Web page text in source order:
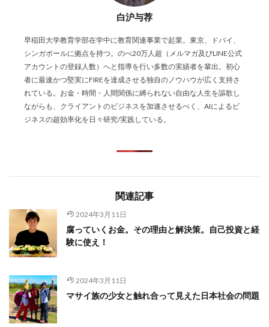
白沪与荐
早稲田大学教育学部在学中に教育関連事業で起業。東京、ドバイ、
シンガポールに拠点を持つ。のべ20万人超（メルマガ及びLINE公式
アカウントの登録人数）へと指導を行い多数の実績者を輩出。初心
者に最速かつ堅実にFIREを達成させる独自のノウハウが広く支持さ
れている。お金・時間・人間関係に縛られない自由な人生を謳歌し
ながらも、クライアントのビジネスを加速させるべく、AIによるビ
ジネスの超効率化を日々研究/実践している。
関連記事
2024年3月11日
腐っていくお金。その理由と解決策。自己投資と経
験に使え！
2024年3月11日
マサイ族の少女と触れ合って見えた日本社会の問題